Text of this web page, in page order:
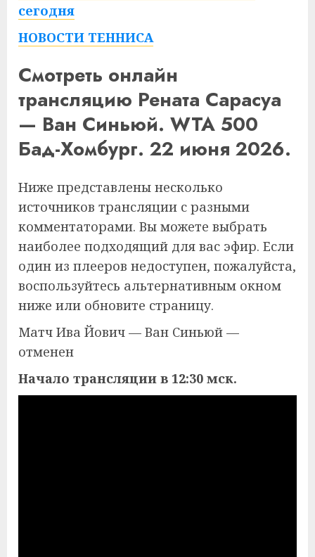
сегодня
НОВОСТИ ТЕННИСА
Смотреть онлайн
трансляцию Рената Сарасуа
— Ван Синьюй. WTA 500
Бад-Хомбург. 22 июня 2026.
Ниже представлены несколько
источников трансляции с разными
комментаторами. Вы можете выбрать
наиболее подходящий для вас эфир. Если
один из плееров недоступен, пожалуйста,
воспользуйтесь альтернативным окном
ниже или обновите страницу.
Матч Ива Йович — Ван Синьюй —
отменен
Начало трансляции в 12:30 мск.